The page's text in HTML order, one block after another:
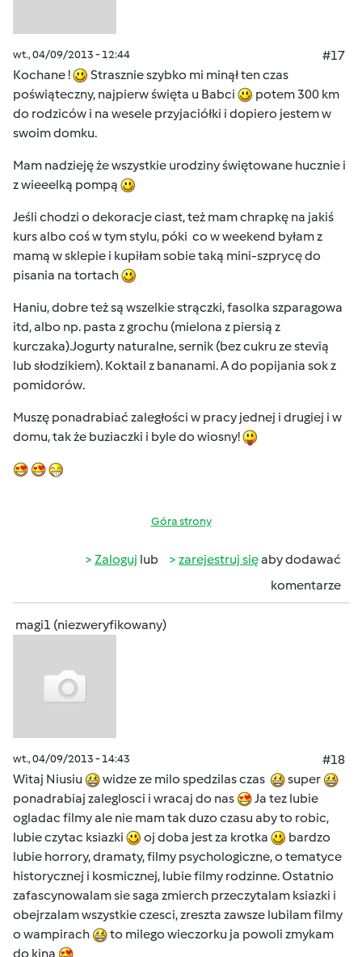
wt., 04/09/2013 - 12:44
#17
Kochane !
Strasznie szybko mi minął ten czas
poświąteczny, najpierw święta u Babci
potem 300 km
do rodziców i na wesele przyjaciółki i dopiero jestem w
swoim domku.
Mam nadzieję że wszystkie urodziny świętowane hucznie i
z wieeelką pompą
Jeśli chodzi o dekoracje ciast, też mam chrapkę na jakiś
kurs albo coś w tym stylu, póki co w weekend byłam z
mamą w sklepie i kupiłam sobie taką mini-szprycę do
pisania na tortach
Haniu, dobre też są wszelkie strączki, fasolka szparagowa
itd, albo np. pasta z grochu (mielona z piersią z
kurczaka).Jogurty naturalne, sernik (bez cukru ze stevią
lub słodzikiem). Koktail z bananami. A do popijania sok z
pomidorów.
Muszę ponadrabiać zaległości w pracy jednej i drugiej i w
domu, tak że buziaczki i byle do wiosny!
Góra strony
Zaloguj lub zarejestruj sięaby dodawać
komentarze
magi1 (niezweryfikowany)
wt., 04/09/2013 - 14:43
#18
Witaj Niusiu
widze ze milo spedzilas czas
super
ponadrabiaj zaleglosci i wracaj do nas
Ja tez lubie
ogladac filmy ale nie mam tak duzo czasu aby to robic,
lubie czytac ksiazki
oj doba jest za krotka
bardzo
lubie horrory, dramaty, filmy psychologiczne, o tematyce
historycznej i kosmicznej, lubie filmy rodzinne. Ostatnio
zafascynowalam sie saga zmierch przeczytalam ksiazki i
obejrzalam wszystkie czesci, zreszta zawsze lubilam filmy
o wampirach
to milego wieczorku ja powoli zmykam
do kina